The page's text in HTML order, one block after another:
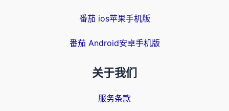
番茄 ios苹果手机版
番茄 Android安卓手机版
关于我们
服务条款